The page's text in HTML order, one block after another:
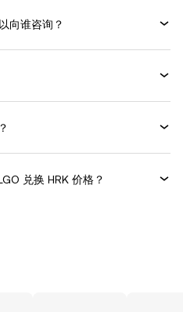
向谁咨询？
兑换 HRK 价格？